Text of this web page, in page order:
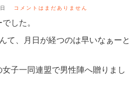
コメントはまだありません
した。
て、月日が経つのは早いなぁーと
子一同連盟で男性陣へ贈りまし